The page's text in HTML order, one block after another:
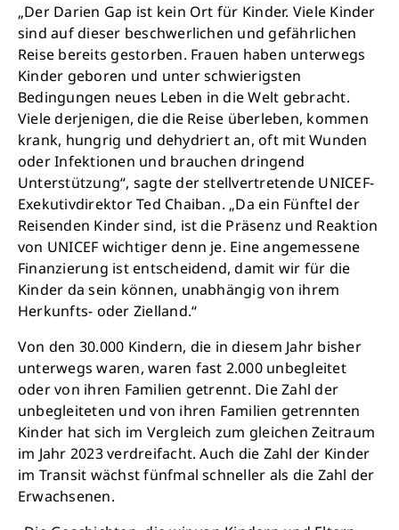
„Der Darien Gap ist kein Ort für Kinder. Viele Kinder
sind auf dieser beschwerlichen und gefährlichen
Reise bereits gestorben. Frauen haben unterwegs
Kinder geboren und unter schwierigsten
Bedingungen neues Leben in die Welt gebracht.
Viele derjenigen, die die Reise überleben, kommen
krank, hungrig und dehydriert an, oft mit Wunden
oder Infektionen und brauchen dringend
Unterstützung“, sagte der stellvertretende UNICEF-
Exekutivdirektor Ted Chaiban. „Da ein Fünftel der
Reisenden Kinder sind, ist die Präsenz und Reaktion
von UNICEF wichtiger denn je. Eine angemessene
Finanzierung ist entscheidend, damit wir für die
Kinder da sein können, unabhängig von ihrem
Herkunfts- oder Zielland.“
Von den 30.000 Kindern, die in diesem Jahr bisher
unterwegs waren, waren fast 2.000 unbegleitet
oder von ihren Familien getrennt. Die Zahl der
unbegleiteten und von ihren Familien getrennten
Kinder hat sich im Vergleich zum gleichen Zeitraum
im Jahr 2023 verdreifacht. Auch die Zahl der Kinder
im Transit wächst fünfmal schneller als die Zahl der
Erwachsenen.